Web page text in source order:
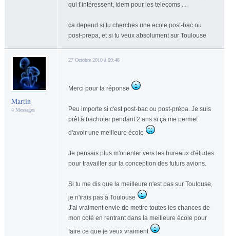
qui t’intéressent, idem pour les telecoms ...
ca depend si tu cherches une ecole post-bac ou
post-prepa, et si tu veux absolument sur Toulouse
Martin
4 Messages
27 Octobre 2010 à 09:48
Merci pour ta réponse
Peu importe si c'est post-bac ou post-prépa. Je suis
prêt à bachoter pendant 2 ans si ça me permet
d'avoir une meilleure école
Je pensais plus m'orienter vers les bureaux d'études
pour travailler sur la conception des futurs avions.
Si tu me dis que la meilleure n'est pas sur Toulouse,
je n'irais pas à Toulouse
J'ai vraiment envie de mettre toutes les chances de
mon coté en rentrant dans la meilleure école pour
faire ce que je veux vraiment